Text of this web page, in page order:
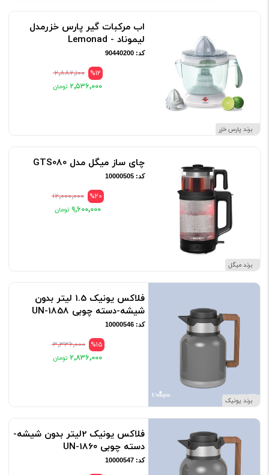
برند پارس خزر
اب مرکبات گیر پارس خزرمدل
لیموناد - Lemonad
کد: 90440200
%12 ۲٬۸۸۲٬۱۰۰
۲٬۵۳۶٬۰۰۰
برند میگل
چای ساز میگل مدل GTS080
کد: 10000505
%20 ۱۲٬۰۰۰٬۰۰۰
۹٬۶۰۰٬۰۰۰
برند یونیک
فلاکس یونیک 1.5 لیتر بدون
شیشه-دسته چوبی UN-1858
کد: 10000546
%15 ۳٬۳۳۶٬۰۰۰
۲٬۸۳۶٬۰۰۰
فلاکس یونیک 2لیتر بدون شیشه-
دسته چوبی UN-1860
کد: 10000547